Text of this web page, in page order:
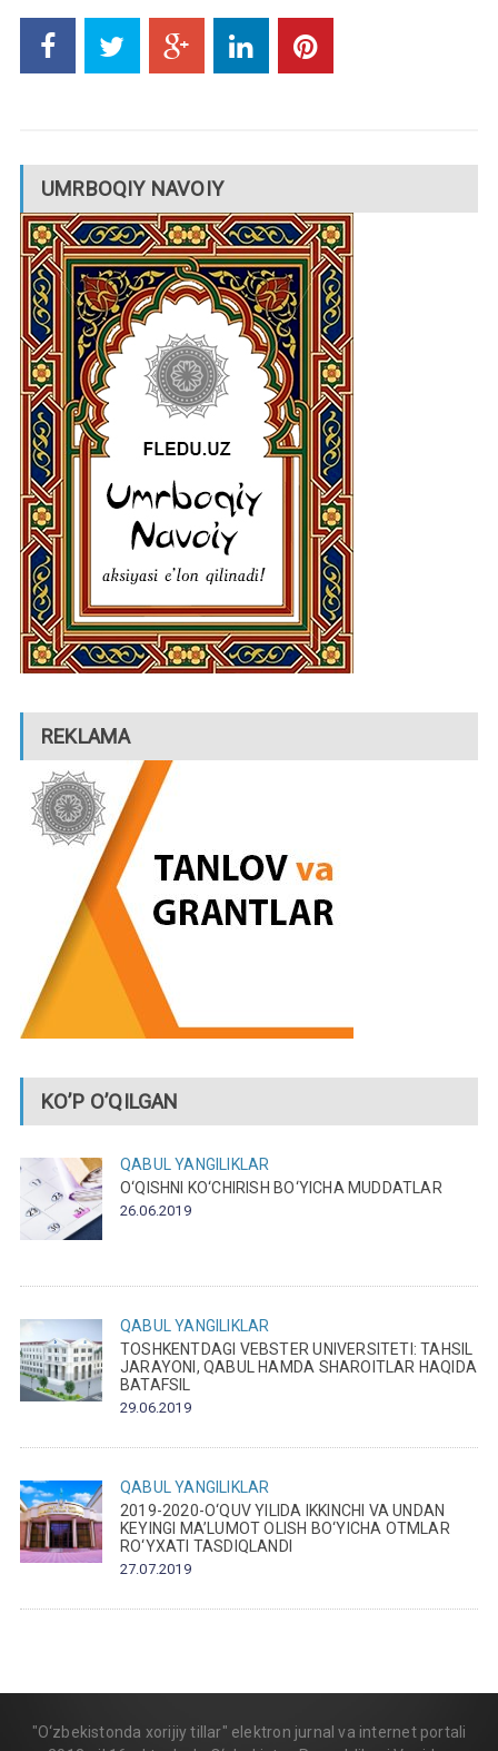
UMRBOQIY NAVOIY
REKLAMA
KO’P O’QILGAN
QABUL
YANGILIKLAR
O‘QISHNI KO‘CHIRISH BO‘YICHA MUDDATLAR
26.06.2019
QABUL
YANGILIKLAR
TOSHKENTDAGI VEBSTER UNIVERSITETI: TAHSIL
JARAYONI, QABUL HAMDA SHAROITLAR HAQIDA
BATAFSIL
29.06.2019
QABUL
YANGILIKLAR
2019-2020-O‘QUV YILIDA IKKINCHI VA UNDAN
KEYINGI MA’LUMOT OLISH BO‘YICHA OTMLAR
RO‘YXATI TASDIQLANDI
27.07.2019
"O‘zbekistonda xorijiy tillar" elektron jurnal va internet portali